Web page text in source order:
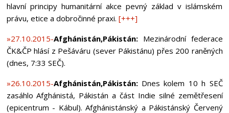
hlavní principy humanitární akce pevný základ v islámském
právu, etice a dobročinné praxi. [+++]
»27.10.2015-Afghánistán,Pákistán: Mezinárodní federace
ČK&ČP hlásí z Pešáváru (sever Pákistánu) přes 200 raněných
(dnes, 7:33 SEČ).
»26.10.2015-Afghánistán,Pákistán: Dnes kolem 10 h SEČ
zasáhlo Afghánistá, Pákistán a část Indie silné zemětřesení
(epicentrum - Kábul). Afghánistánský a Pákistánský Červený